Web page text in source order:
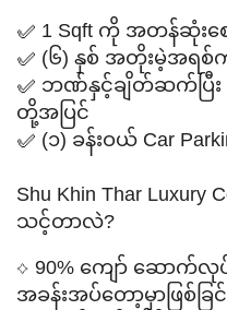
✅ 1 Sqft ကို အတန်ဆုံး
✅ (၆) နှစ် အတိုးမဲ့အရစ်
✅ ဘဏ်နှင့်ချိတ်ဆက်ပြီ
တို့အပြင်
✅ (၁) ခန်းဝယ် Car
Shu Khin Thar
သင့်တာလဲ?
⟡ 90% ကျော် ဆောက်လုပ်ပ
အခန်းအပ်တော့မှာဖြစ်ခြင်